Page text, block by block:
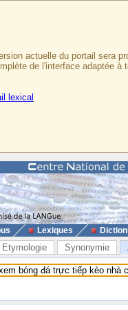
actuelle du portail sera
de l'interface adaptée
lexical
Lexiques
Etymologie Synonymie